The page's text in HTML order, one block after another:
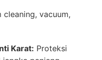
cleaning, vacuum,
Karat: Proteksi